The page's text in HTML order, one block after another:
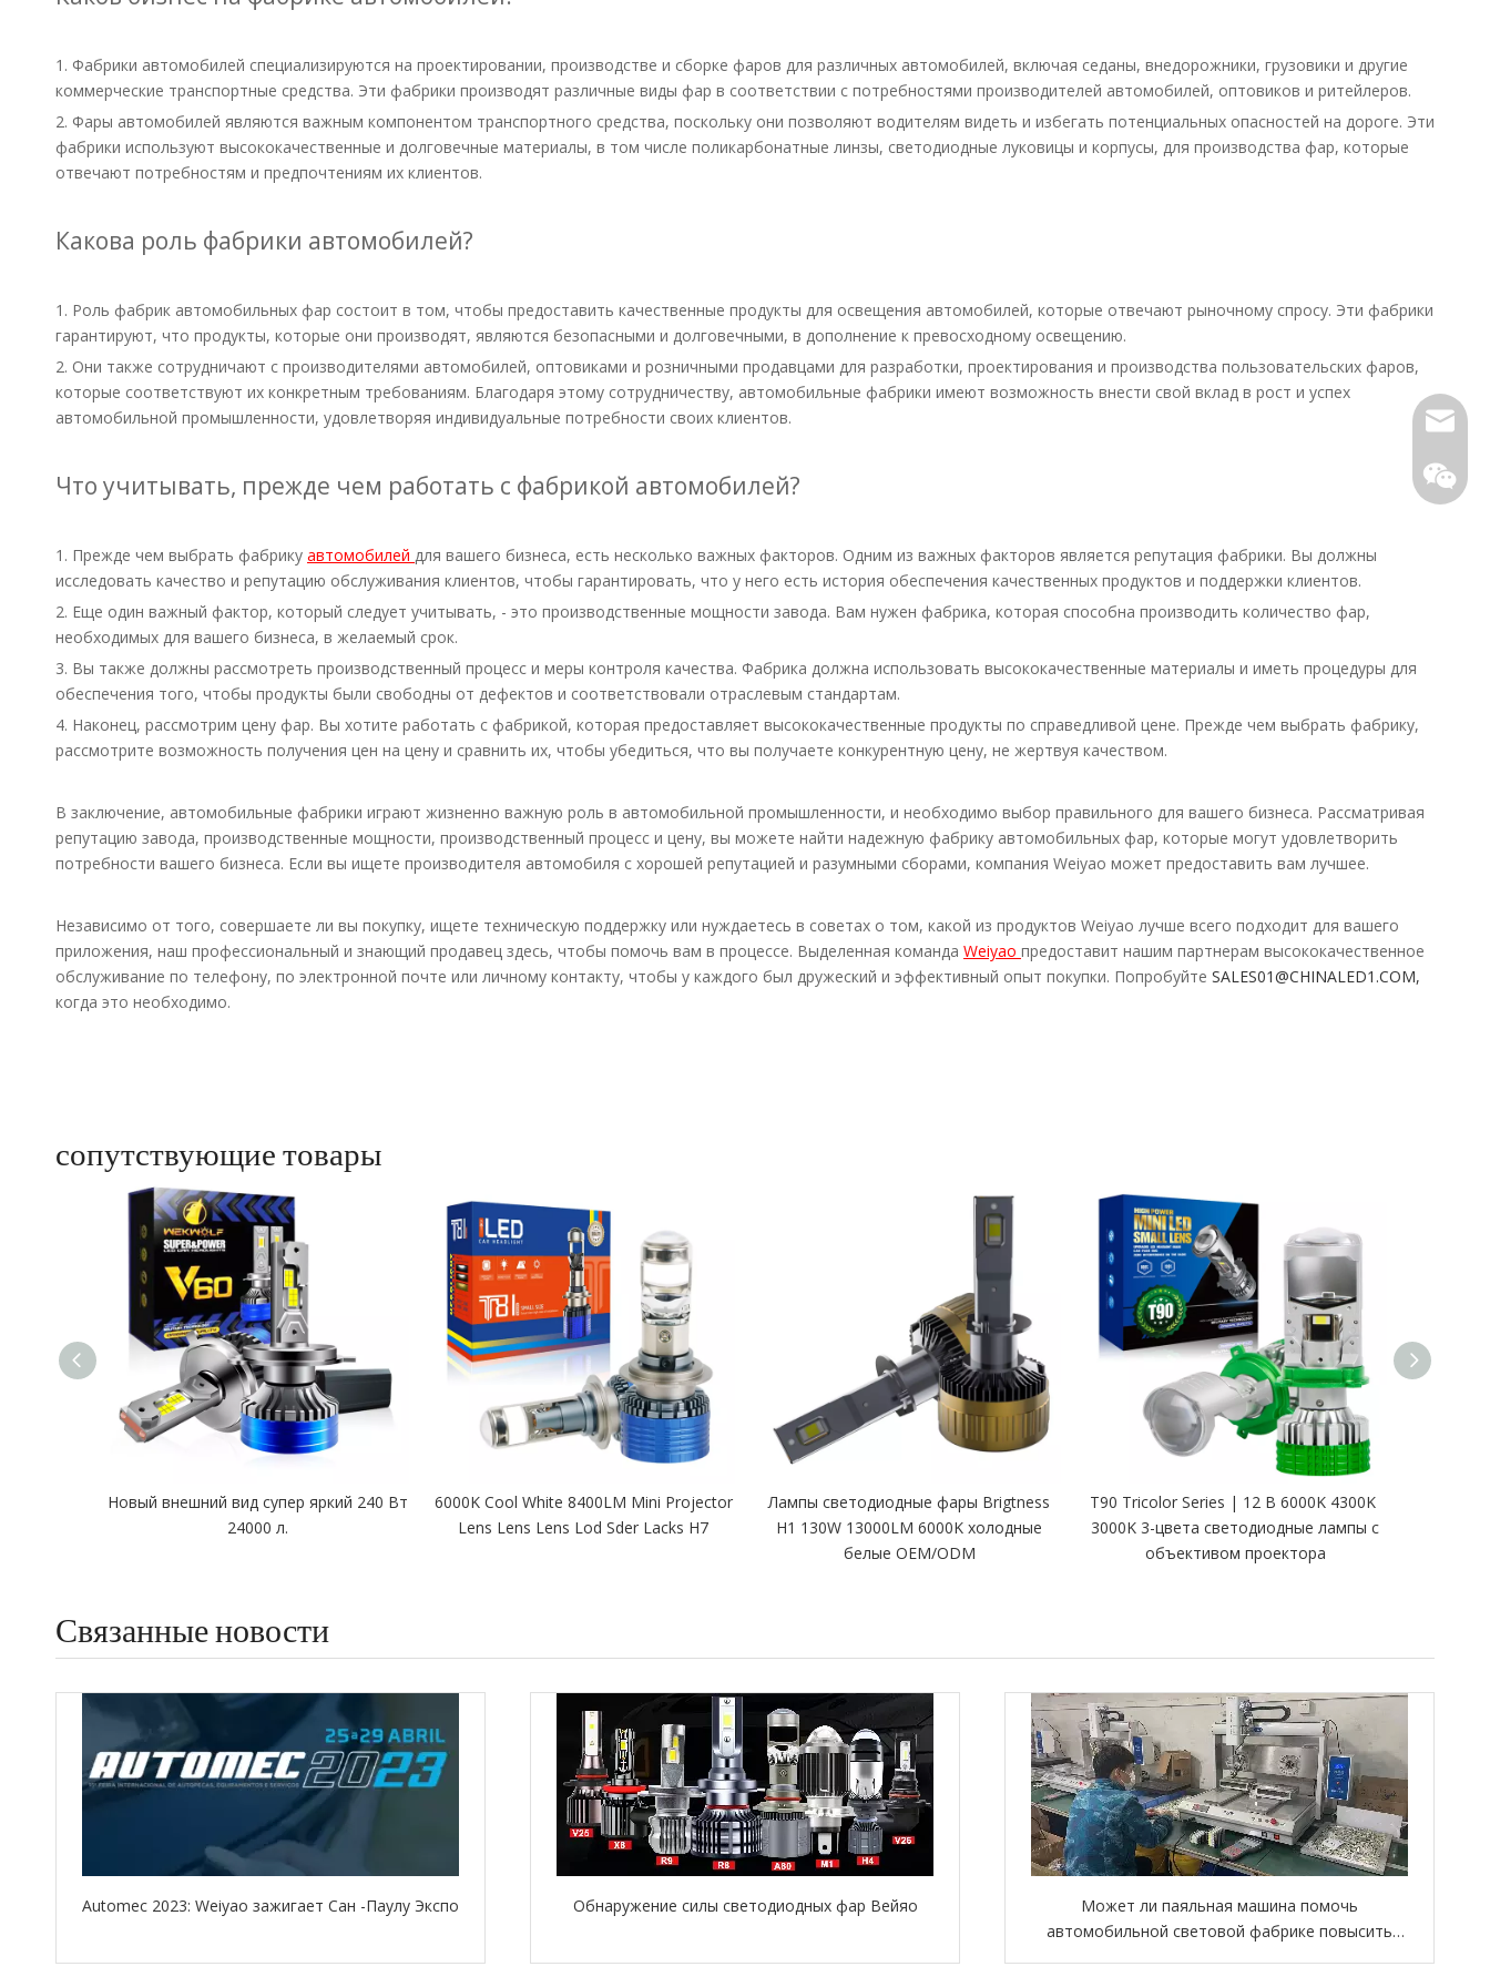
1. Фабрики автомобилей специализируются на проектировании, производстве и сборке фаров для различных автомобилей, включая седаны, внедорожники, грузовики и другие
коммерческие транспортные средства. Эти фабрики производят различные виды фар в соответствии с потребностями производителей автомобилей, оптовиков и ритейлеров.
2. Фары автомобилей являются важным компонентом транспортного средства, поскольку они позволяют водителям видеть и избегать потенциальных опасностей на дороге. Эти
фабрики используют высококачественные и долговечные материалы, в том числе поликарбонатные линзы, светодиодные луковицы и корпусы, для производства фар, которые
отвечают потребностям и предпочтениям их клиентов.
Какова роль фабрики автомобилей?
1. Роль фабрик автомобильных фар состоит в том, чтобы предоставить качественные продукты для освещения автомобилей, которые отвечают рыночному спросу. Эти фабрики
гарантируют, что продукты, которые они производят, являются безопасными и долговечными, в дополнение к превосходному освещению.
2. Они также сотрудничают с производителями автомобилей, оптовиками и розничными продавцами для разработки, проектирования и производства пользовательских фаров,
которые соответствуют их конкретным требованиям. Благодаря этому сотрудничеству, автомобильные фабрики имеют возможность внести свой вклад в рост и успех
автомобильной промышленности, удовлетворяя индивидуальные потребности своих клиентов.
Что учитывать, прежде чем работать с фабрикой автомобилей?
1. Прежде чем выбрать фабрику автомобилей для вашего бизнеса, есть несколько важных факторов. Одним из важных факторов является репутация фабрики. Вы должны
исследовать качество и репутацию обслуживания клиентов, чтобы гарантировать, что у него есть история обеспечения качественных продуктов и поддержки клиентов.
2. Еще один важный фактор, который следует учитывать, - это производственные мощности завода. Вам нужен фабрика, которая способна производить количество фар,
необходимых для вашего бизнеса, в желаемый срок.
3. Вы также должны рассмотреть производственный процесс и меры контроля качества. Фабрика должна использовать высококачественные материалы и иметь процедуры для
обеспечения того, чтобы продукты были свободны от дефектов и соответствовали отраслевым стандартам.
4. Наконец, рассмотрим цену фар. Вы хотите работать с фабрикой, которая предоставляет высококачественные продукты по справедливой цене. Прежде чем выбрать фабрику,
рассмотрите возможность получения цен на цену и сравнить их, чтобы убедиться, что вы получаете конкурентную цену, не жертвуя качеством.
В заключение, автомобильные фабрики играют жизненно важную роль в автомобильной промышленности, и необходимо выбор правильного для вашего бизнеса. Рассматривая
репутацию завода, производственные мощности, производственный процесс и цену, вы можете найти надежную фабрику автомобильных фар, которые могут удовлетворить
потребности вашего бизнеса. Если вы ищете производителя автомобиля с хорошей репутацией и разумными сборами, компания Weiyao может предоставить вам лучшее.
Независимо от того, совершаете ли вы покупку, ищете техническую поддержку или нуждаетесь в советах о том, какой из продуктов Weiyao лучше всего подходит для вашего
приложения, наш профессиональный и знающий продавец здесь, чтобы помочь вам в процессе. Выделенная команда Weiyao предоставит нашим партнерам высококачественное
обслуживание по телефону, по электронной почте или личному контакту, чтобы у каждого был дружеский и эффективный опыт покупки. Попробуйте SALES01@CHINALED1.COM,
когда это необходимо.
сопутствующие товары
Новый внешний вид супер яркий 240 Вт
24000 л.
6000K Cool White 8400LM Mini Projector
Lens Lens Lens Lod Sder Lacks H7
Лампы светодиодные фары Brigtness
H1 130W 13000LM 6000K холодные
белые OEM/ODM
T90 Tricolor Series | 12 В 6000K 4300K ​​
3000K 3-цвета светодиодные лампы с
объективом проектора
Связанные новости
Automec 2023: Weiyao зажигает Сан -Паулу Экспо Обнаружение силы светодиодных фар Вейяо
Может ли паяльная машина помочь
автомобильной световой фабрике повысить